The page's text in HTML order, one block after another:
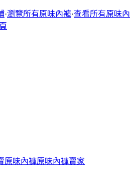
·瀏覽所有原味內褲·查看所有原味內
原味內褲原味內褲賣家